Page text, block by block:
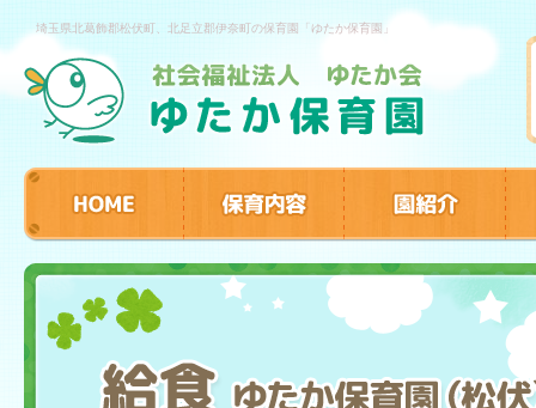
埼玉県北葛飾郡松伏町、北足立郡伊奈町の保育園「ゆたか保育園」